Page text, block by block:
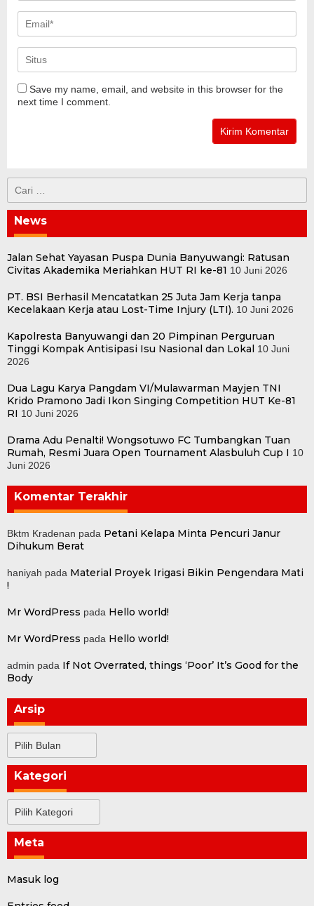
Save my name, email, and website in this browser for the
next time I comment.
untuk:
News
Jalan Sehat Yayasan Puspa Dunia Banyuwangi: Ratusan
Civitas Akademika Meriahkan HUT RI ke-81 10 Juni 2026
PT. BSI Berhasil Mencatatkan 25 Juta Jam Kerja tanpa
Kecelakaan Kerja atau Lost-Time Injury (LTI). 10 Juni 2026
Kapolresta Banyuwangi dan 20 Pimpinan Perguruan
Tinggi Kompak Antisipasi Isu Nasional dan Lokal 10 Juni
2026
Dua Lagu Karya Pangdam VI/Mulawarman Mayjen TNI
Krido Pramono Jadi Ikon Singing Competition HUT Ke-81
RI 10 Juni 2026
Drama Adu Penalti! Wongsotuwo FC Tumbangkan Tuan
Rumah, Resmi Juara Open Tournament Alasbuluh Cup I 10
Juni 2026
Komentar Terakhir
Bktm Kradenan pada Petani Kelapa Minta Pencuri Janur
Dihukum Berat
haniyah pada Material Proyek Irigasi Bikin Pengendara Mati
!
Mr WordPress pada Hello world!
Mr WordPress pada Hello world!
admin pada If Not Overrated, things ‘Poor’ It’s Good for the
Body
Arsip
Kategori
Meta
Masuk log